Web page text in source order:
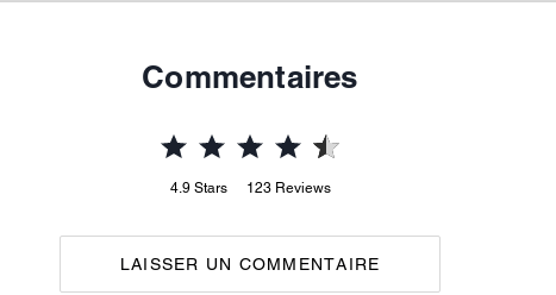
Commentaires
4.9 Stars 123 Reviews
LAISSER UN COMMENTAIRE